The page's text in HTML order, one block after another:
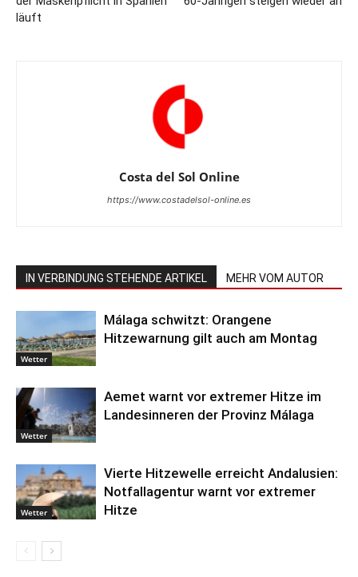
läuft
Costa del Sol Online
https://www.costadelsol-online.es
IN VERBINDUNG STEHENDE ARTIKEL MEHR VOM AUTOR
Wetter
Málaga schwitzt: Orangene
Hitzewarnung gilt auch am Montag
Wetter
Aemet warnt vor extremer Hitze im
Landesinneren der Provinz Málaga
Wetter
Vierte Hitzewelle erreicht Andalusien:
Notfallagentur warnt vor extremer
Hitze